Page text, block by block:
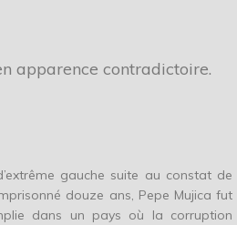
apparence contradictoire.
gauche suite au constat de
douze ans, Pepe Mujica fut
dans un pays où la corruption